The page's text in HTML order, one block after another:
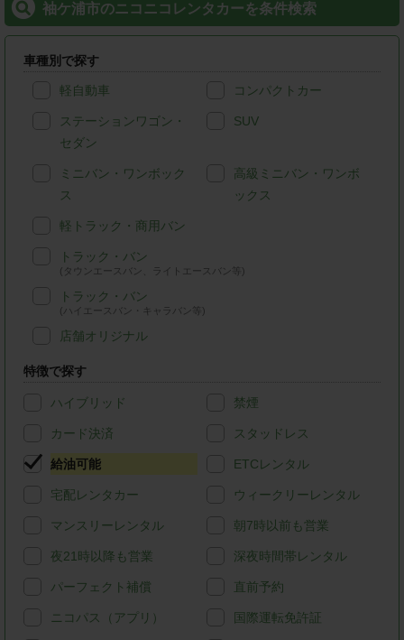
袖ケ浦市のニコニコレンタカーを条件検索
車種別で探す
軽自動車 コンパクトカー
ステーションワゴン・
セダン
SUV
ミニバン・ワンボック
ス
高級ミニバン・ワンボ
ックス
軽トラック・商用バン
トラック・バン
(タウンエースバン、ライトエースバン等)
トラック・バン
(ハイエースバン・キャラバン等)
店舗オリジナル
特徴で探す
ハイブリッド 禁煙
カード決済 スタッドレス
給油可能 ETCレンタル
宅配レンタカー ウィークリーレンタル
マンスリーレンタル 朝7時以前も営業
夜21時以降も営業 深夜時間帯レンタル
パーフェクト補償 直前予約
ニコパス（アプリ） 国際運転免許証